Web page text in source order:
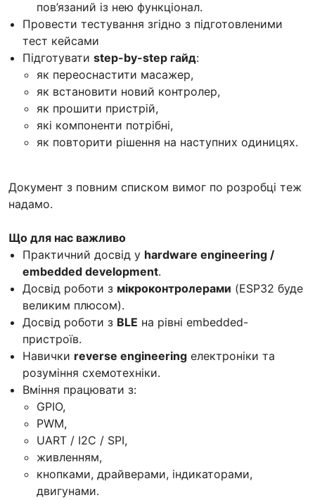
пов’язаний із нею функціонал.
Провести тестування згідно з підготовленими
тест кейсами
Підготувати step-by-step гайд:
як переоснастити масажер,
як встановити новий контролер,
як прошити пристрій,
які компоненти потрібні,
як повторити рішення на наступних одиницях.
Документ з повним списком вимог по розробці теж
надамо.
Що для нас важливо
Практичний досвід у hardware engineering /
embedded development.
Досвід роботи з мікроконтролерами (ESP32 буде
великим плюсом).
Досвід роботи з BLE на рівні embedded-
пристроїв.
Навички reverse engineering електроніки та
розуміння схемотехніки.
Вміння працювати з:
GPIO,
PWM,
UART / I2C / SPI,
живленням,
кнопками, драйверами, індикаторами,
двигунами.